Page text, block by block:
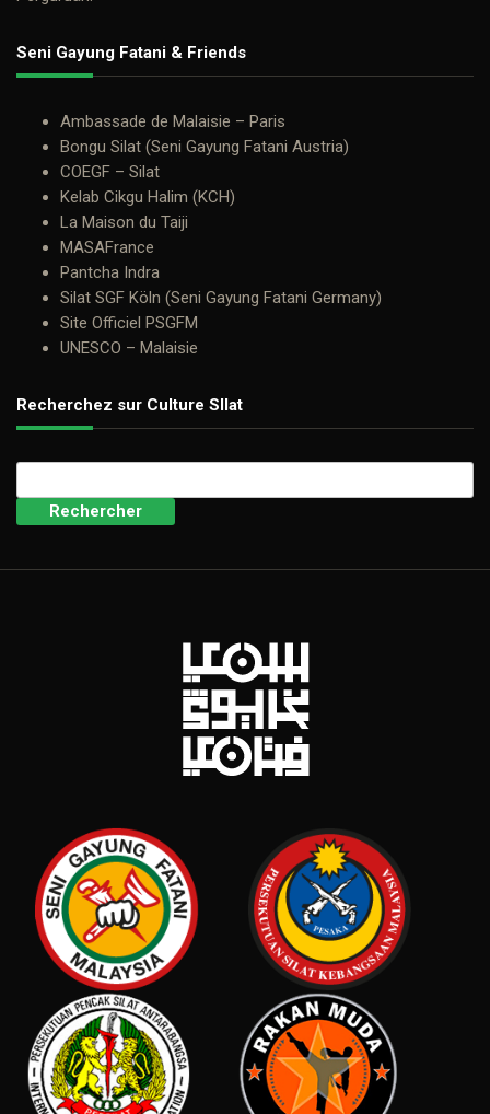
Seni Gayung Fatani & Friends
Ambassade de Malaisie – Paris
Bongu Silat (Seni Gayung Fatani Austria)
COEGF – Silat
Kelab Cikgu Halim (KCH)
La Maison du Taiji
MASAFrance
Pantcha Indra
Silat SGF Köln (Seni Gayung Fatani Germany)
Site Officiel PSGFM
UNESCO – Malaisie
Recherchez sur Culture SIlat